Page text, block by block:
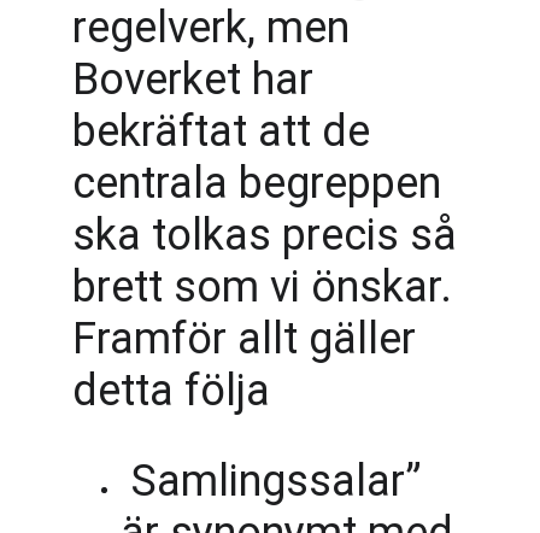
regelverk, men
Boverket har
bekräftat att de
centrala begreppen
ska tolkas precis så
brett som vi önskar.
Framför allt gäller
detta följa